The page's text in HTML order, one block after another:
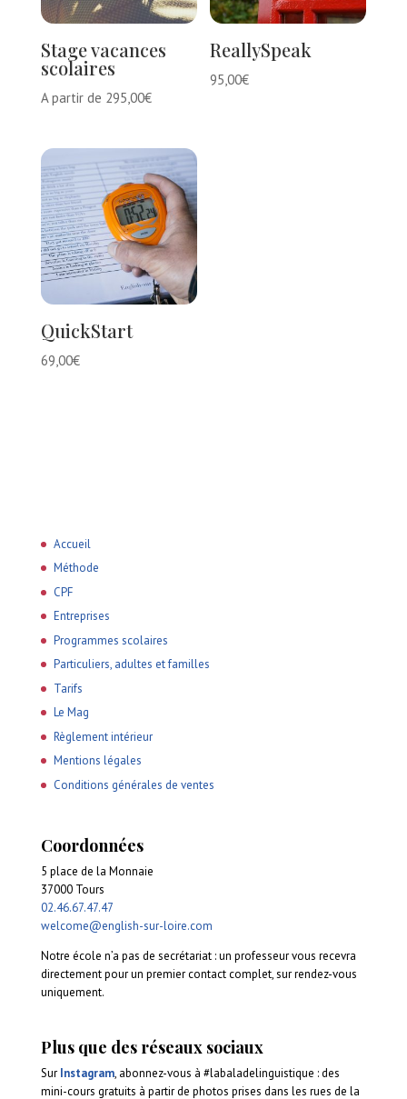
Stage vacances
scolaires
A partir de 295,00€
ReallySpeak
95,00€
QuickStart
69,00€
Accueil
Méthode
CPF
Entreprises
Programmes scolaires
Particuliers, adultes et familles
Tarifs
Le Mag
Règlement intérieur
Mentions légales
Conditions générales de ventes
Coordonnées
5 place de la Monnaie
37000 Tours
02.46.67.47.47
welcome@english-sur-loire.com
Notre école n’a pas de secrétariat : un professeur vous recevra
directement pour un premier contact complet, sur rendez-vous
uniquement.
Plus que des réseaux sociaux
Sur Instagram, abonnez-vous à #labaladelinguistique : des
mini-cours gratuits à partir de photos prises dans les rues de la